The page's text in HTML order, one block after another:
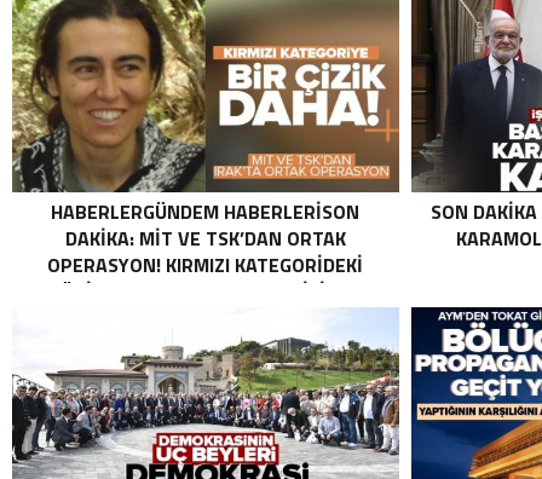
HABERLERGÜNDEM HABERLERISON
DAKIKA: MİT VE TSK’DAN ORTAK
OPERASYON! KIRMIZI KATEGORIDEKI
TERÖRIST NAZLI TAŞPINAR ETKISIZ HALE
ORTAK OPERASYON! KIRMIZI
KATEGORIDEKI TERÖRIST NAZLI
TAŞPINAR ETKISIZ HALE GETIRILDI .
SON